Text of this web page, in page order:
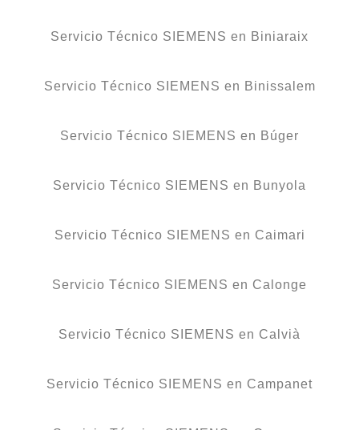
Servicio Técnico SIEMENS en Biniaraix
Servicio Técnico SIEMENS en Binissalem
Servicio Técnico SIEMENS en Búger
Servicio Técnico SIEMENS en Bunyola
Servicio Técnico SIEMENS en Caimari
Servicio Técnico SIEMENS en Calonge
Servicio Técnico SIEMENS en Calvià
Servicio Técnico SIEMENS en Campanet